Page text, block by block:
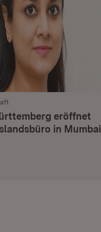
eröffnet
in Mumbai